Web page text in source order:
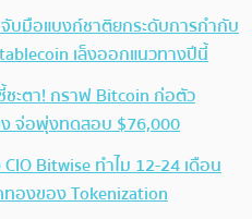
บมือแบงก์ชาติยกระดับการกำกับ
เล็งออกแนวทางปีนี้
ะตา! กราฟ Bitcoin ก่อตัว
จ่อพุ่งทดสอบ $76,000
Bitwise ทำไม 12-24 เดือน
องของ Tokenization